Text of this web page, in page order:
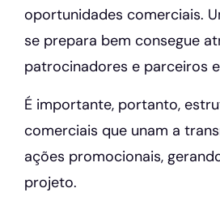
oportunidades comerciais.
se prepara bem consegue
patrocinadores e parceiros
É importante, portanto,
comerciais que unam a
ações promocionais,
projeto.